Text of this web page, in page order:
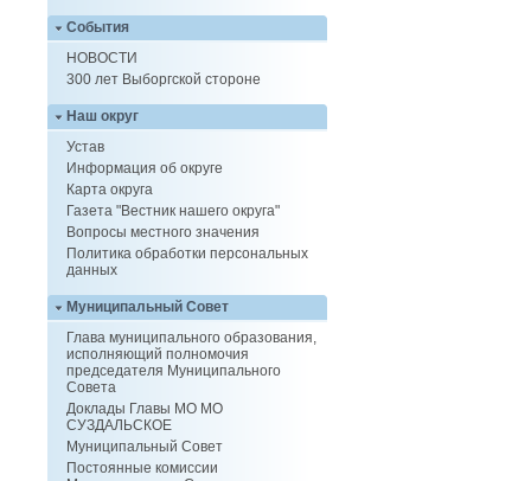
События
НОВОСТИ
300 лет Выборгской стороне
Наш округ
Устав
Информация об округе
Карта округа
Газета "Вестник нашего округа"
Вопросы местного значения
Политика обработки персональных
данных
Муниципальный Совет
Глава муниципального образования,
исполняющий полномочия
председателя Муниципального
Совета
Доклады Главы МО МО
СУЗДАЛЬСКОЕ
Муниципальный Совет
Постоянные комиссии